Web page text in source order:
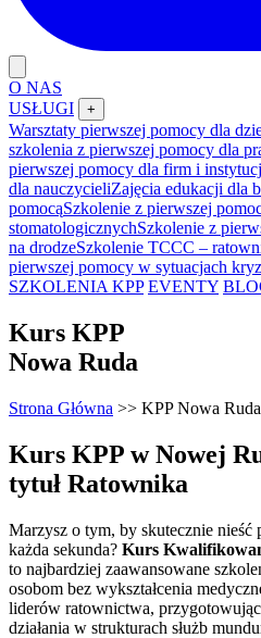
O NAS
USŁUGI
+
Warsztaty pierwszej pomocy dla
szkolenia z pierwszej pomocy dla
pierwszej pomocy dla firm i
dla nauczycieliZajęcia edukacji dla
pomocąSzkolenie z pierwszej
stomatologicznychSzkolenie z
na drodzeSzkolenie TCCC –
pierwszej pomocy w sytuacjach
SZKOLENIA KPP EVENTY
Kurs KPP
Nowa Ruda
Strona Główna >> KPP Nowa Ruda
Kurs KPP w Nowej
tytuł Ratownika
Marzysz o tym, by skutecznie nieść
każda sekunda? Kurs
to najbardziej zaawansowane
osobom bez wykształcenia
liderów ratownictwa,
działania w strukturach służb